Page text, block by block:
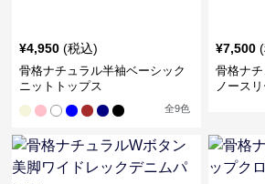
¥4,950 (税込)
骨格ナチュラル半袖ベーシック
ニットトップス
全9色
¥7,500
骨格ナ
ノース